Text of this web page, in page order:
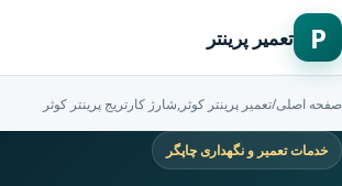
P تعمیر پرینتر
صفحه اصلی/تعمیر پرینتر کوثر,شارژ کارتریج پرینتر کوثر
خدمات تعمیر و نگهداری چاپگر